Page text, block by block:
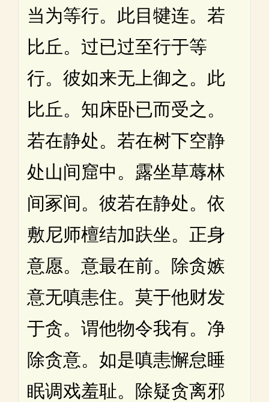
当为等行。此目犍连。若
比丘。过已过至行于等
行。彼如来无上御之。此
比丘。知床卧已而受之。
若在静处。若在树下空静
处山间窟中。露坐草蓐林
间冢间。彼若在静处。依
敷尼师檀结加趺坐。正身
意愿。意最在前。除贪嫉
意无嗔恚住。莫于他财发
于贪。谓他物令我有。净
除贪意。如是嗔恚懈怠睡
眠调戏羞耻。除疑贪离邪